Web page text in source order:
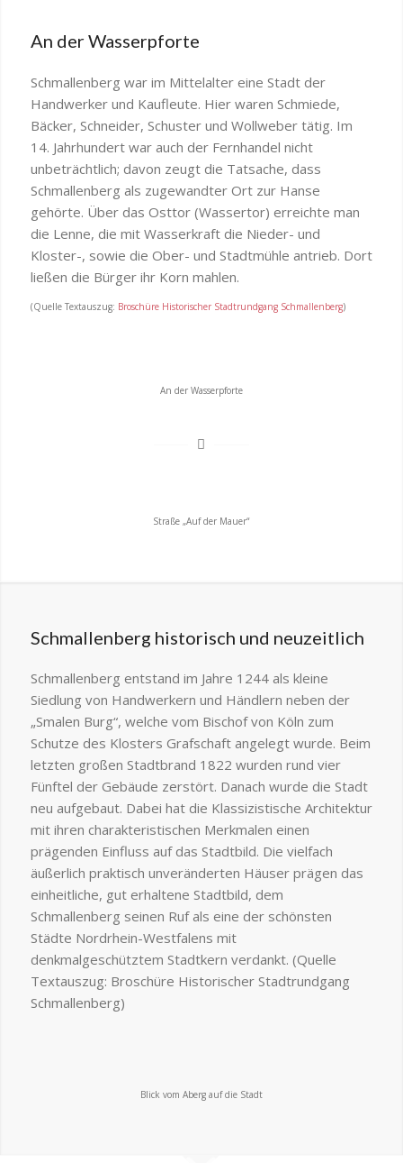
An der Wasserpforte
Schmallenberg war im Mittelalter eine Stadt der
Handwerker und Kaufleute. Hier waren Schmiede,
Bäcker, Schneider, Schuster und Wollweber tätig. Im
14. Jahrhundert war auch der Fernhandel nicht
unbeträchtlich; davon zeugt die Tatsache, dass
Schmallenberg als zugewandter Ort zur Hanse
gehörte. Über das Osttor (Wassertor) erreichte man
die Lenne, die mit Wasserkraft die Nieder- und
Kloster-, sowie die Ober- und Stadtmühle antrieb. Dort
ließen die Bürger ihr Korn mahlen.
(Quelle Textauszug: Broschüre Historischer Stadtrundgang Schmallenberg)
An der Wasserpforte
Straße „Auf der Mauer“
Schmallenberg historisch und neuzeitlich
Schmallenberg entstand im Jahre 1244 als kleine
Siedlung von Handwerkern und Händlern neben der
„Smalen Burg“, welche vom Bischof von Köln zum
Schutze des Klosters Grafschaft angelegt wurde. Beim
letzten großen Stadtbrand 1822 wurden rund vier
Fünftel der Gebäude zerstört. Danach wurde die Stadt
neu aufgebaut. Dabei hat die Klassizistische Architektur
mit ihren charakteristischen Merkmalen einen
prägenden Einfluss auf das Stadtbild. Die vielfach
äußerlich praktisch unveränderten Häuser prägen das
einheitliche, gut erhaltene Stadtbild, dem
Schmallenberg seinen Ruf als eine der schönsten
Städte Nordrhein-Westfalens mit
denkmalgeschütztem Stadtkern verdankt. (Quelle
Textauszug: Broschüre Historischer Stadtrundgang
Schmallenberg)
Blick vom Aberg auf die Stadt